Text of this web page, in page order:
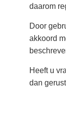
daarom
Door
akkoord
Heeft u
dan